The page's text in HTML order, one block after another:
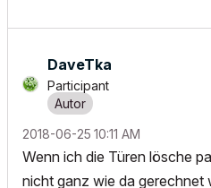
DaveTka
Participant
‎2018-06-25 10:11 AM
Wenn ich die Türen lösche
nicht ganz wie da gerechnet